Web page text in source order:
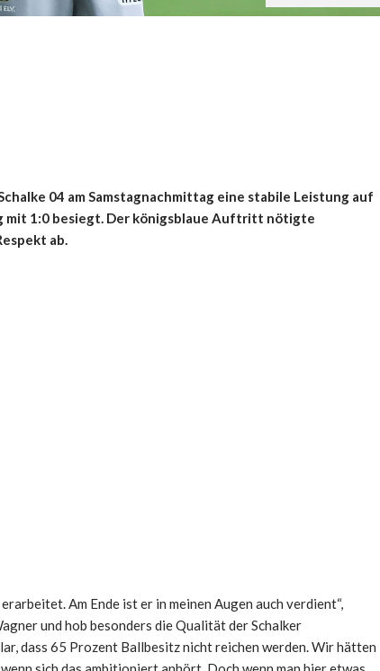
04 am Samstagnachmittag eine stabile Leistung auf
mit 1:0 besiegt. Der königsblaue Auftritt nötigte
ab.
Am Ende ist er in meinen Augen auch verdient“,
und hob besonders die Qualität der Schalker
dass 65 Prozent Ballbesitz nicht reichen werden. Wir hätten